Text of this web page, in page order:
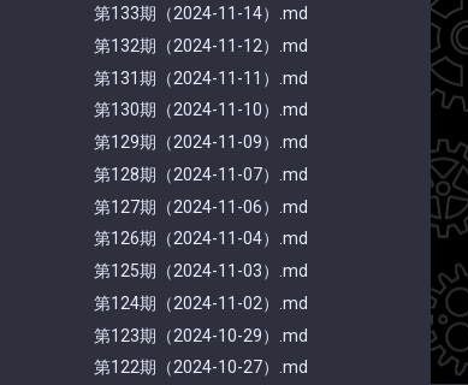
第133期（2024-11-14）.md
第132期（2024-11-12）.md
第131期（2024-11-11）.md
第130期（2024-11-10）.md
第129期（2024-11-09）.md
第128期（2024-11-07）.md
第127期（2024-11-06）.md
第126期（2024-11-04）.md
第125期（2024-11-03）.md
第124期（2024-11-02）.md
第123期（2024-10-29）.md
第122期（2024-10-27）.md